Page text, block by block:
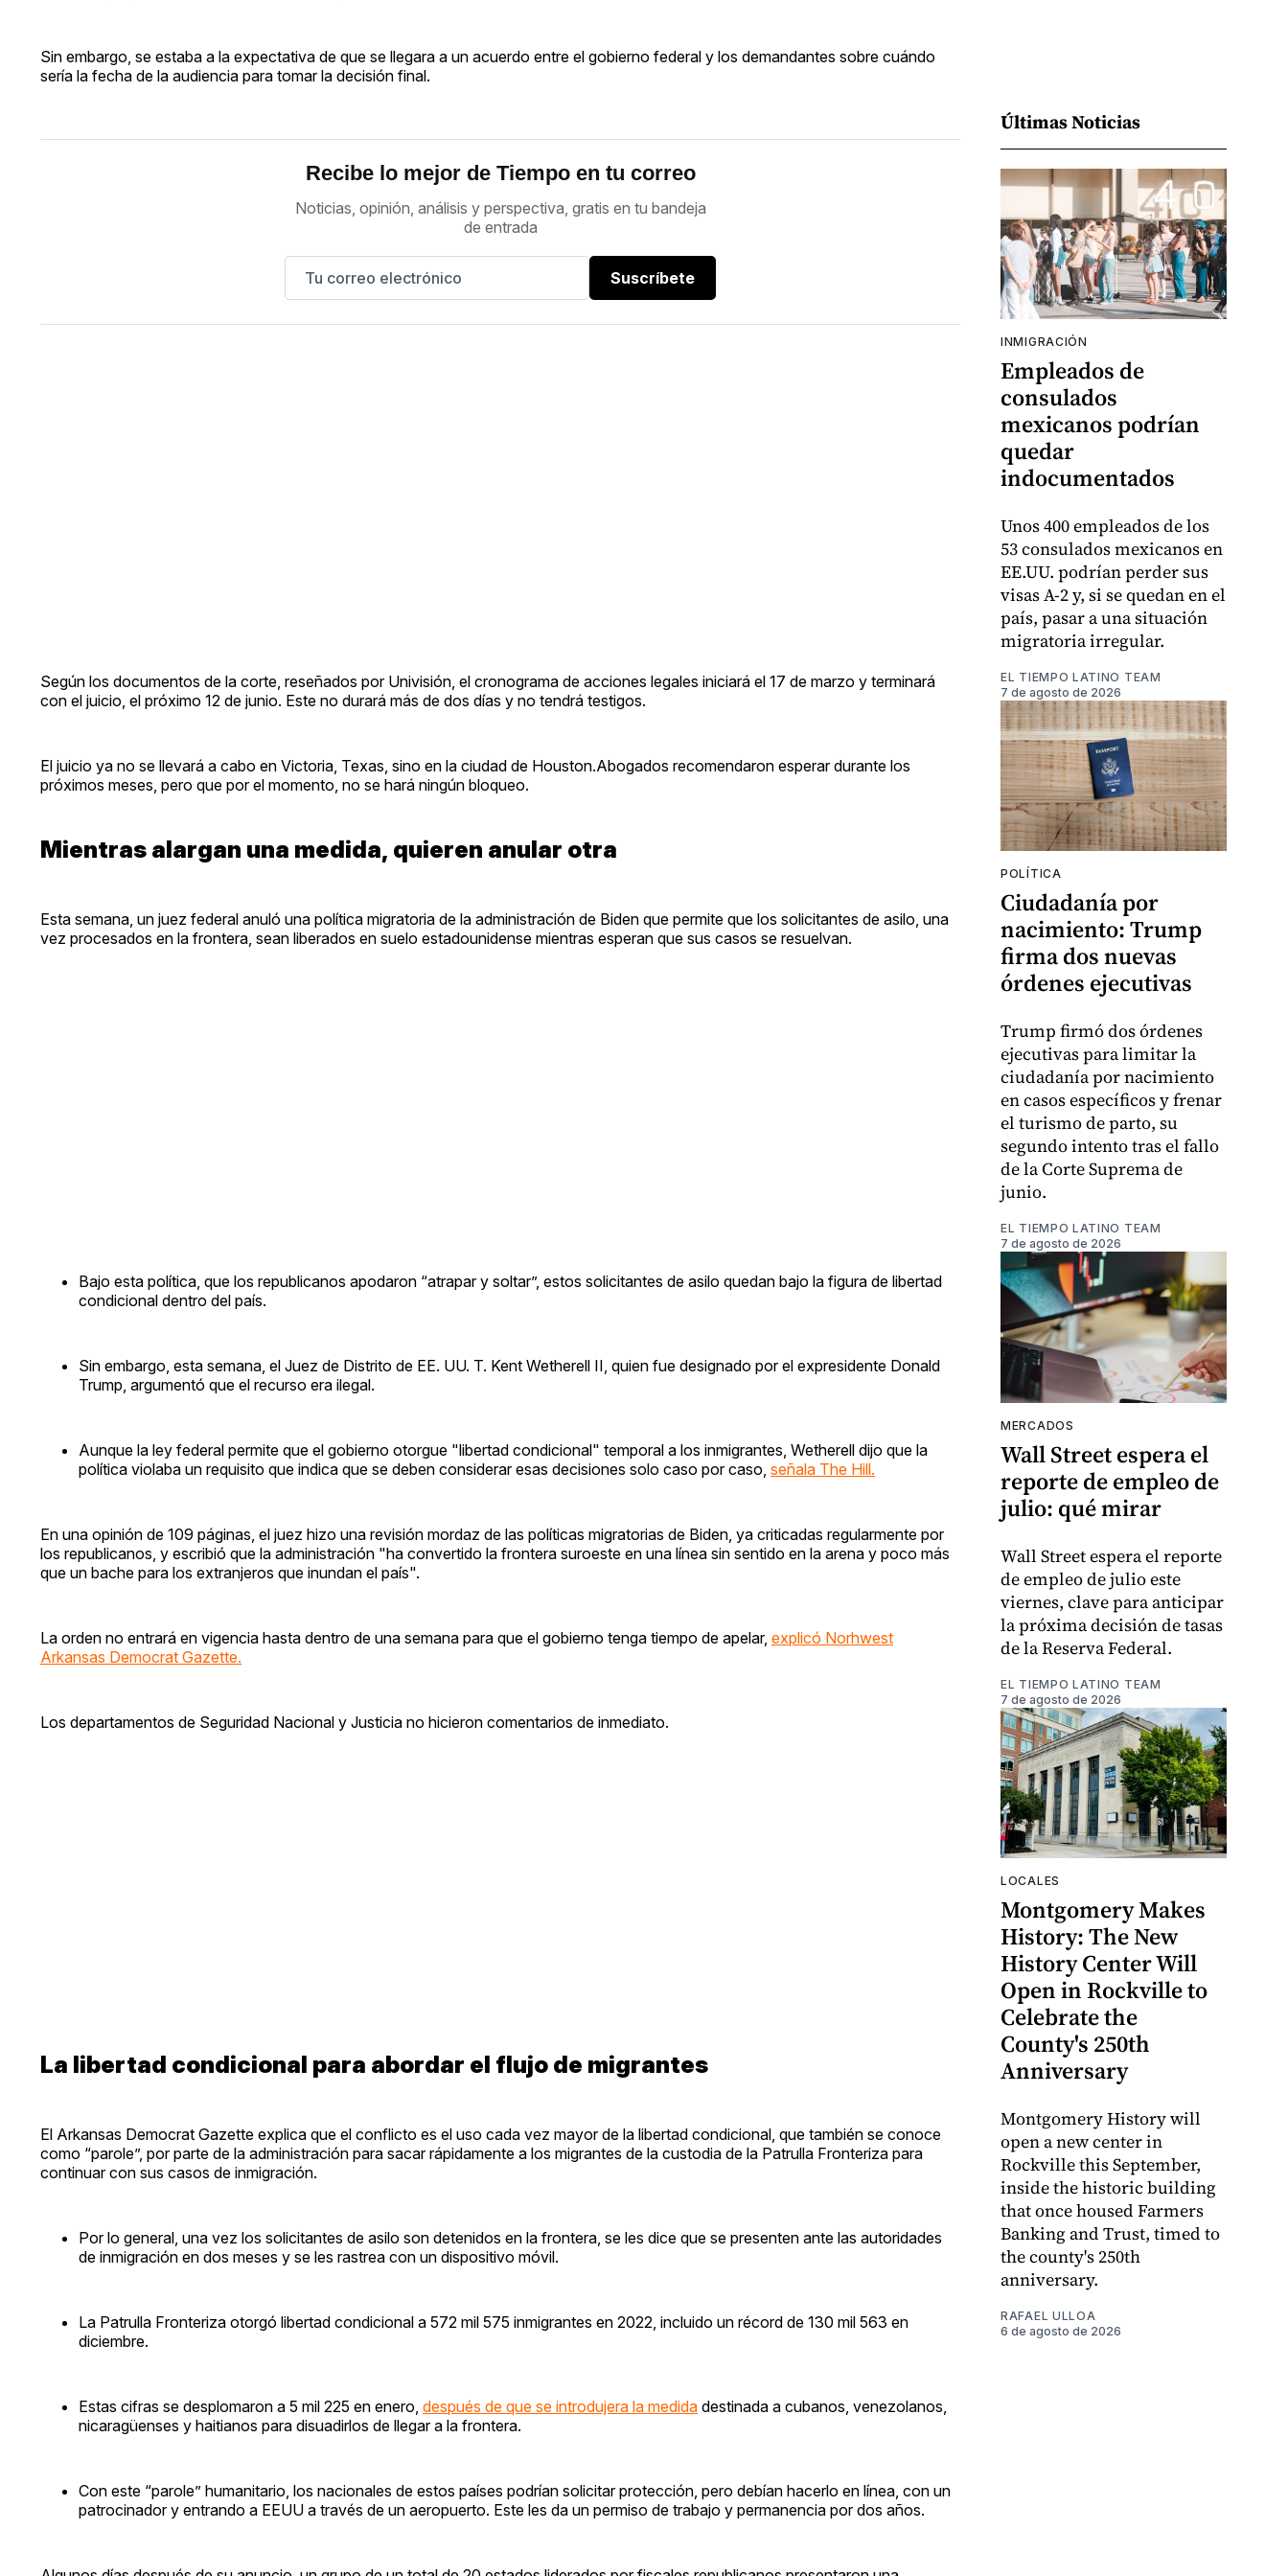
Sin embargo, se estaba a la expectativa de que se llegara a un acuerdo entre el gobierno federal y los demandantes sobre cuándo
sería la fecha de la audiencia para tomar la decisión final.
Recibe lo mejor de Tiempo en tu correo
Noticias, opinión, análisis y perspectiva, gratis en tu bandeja
de entrada
Suscríbete
Según los documentos de la corte, reseñados por Univisión, el cronograma de acciones legales iniciará el 17 de marzo y terminará
con el juicio, el próximo 12 de junio. Este no durará más de dos días y no tendrá testigos.
El juicio ya no se llevará a cabo en Victoria, Texas, sino en la ciudad de Houston.Abogados recomendaron esperar durante los
próximos meses, pero que por el momento, no se hará ningún bloqueo.
Mientras alargan una medida, quieren anular otra
Esta semana, un juez federal anuló una política migratoria de la administración de Biden que permite que los solicitantes de asilo, una
vez procesados en la frontera, sean liberados en suelo estadounidense mientras esperan que sus casos se resuelvan.
Bajo esta política, que los republicanos apodaron “atrapar y soltar”, estos solicitantes de asilo quedan bajo la figura de libertad
condicional dentro del país.
Sin embargo, esta semana, el Juez de Distrito de EE. UU. T. Kent Wetherell II, quien fue designado por el expresidente Donald
Trump, argumentó que el recurso era ilegal.
Aunque la ley federal permite que el gobierno otorgue "libertad condicional" temporal a los inmigrantes, Wetherell dijo que la
política violaba un requisito que indica que se deben considerar esas decisiones solo caso por caso, señala The Hill.
En una opinión de 109 páginas, el juez hizo una revisión mordaz de las políticas migratorias de Biden, ya criticadas regularmente por
los republicanos, y escribió que la administración "ha convertido la frontera suroeste en una línea sin sentido en la arena y poco más
que un bache para los extranjeros que inundan el país".
La orden no entrará en vigencia hasta dentro de una semana para que el gobierno tenga tiempo de apelar, explicó Norhwest
Arkansas Democrat Gazette.
Los departamentos de Seguridad Nacional y Justicia no hicieron comentarios de inmediato.
La libertad condicional para abordar el flujo de migrantes
El Arkansas Democrat Gazette explica que el conflicto es el uso cada vez mayor de la libertad condicional, que también se conoce
como “parole”, por parte de la administración para sacar rápidamente a los migrantes de la custodia de la Patrulla Fronteriza para
continuar con sus casos de inmigración.
Por lo general, una vez los solicitantes de asilo son detenidos en la frontera, se les dice que se presenten ante las autoridades
de inmigración en dos meses y se les rastrea con un dispositivo móvil.
La Patrulla Fronteriza otorgó libertad condicional a 572 mil 575 inmigrantes en 2022, incluido un récord de 130 mil 563 en
diciembre.
Estas cifras se desplomaron a 5 mil 225 en enero, después de que se introdujera la medida destinada a cubanos, venezolanos,
nicaragüenses y haitianos para disuadirlos de llegar a la frontera.
Con este “parole” humanitario, los nacionales de estos países podrían solicitar protección, pero debían hacerlo en línea, con un
patrocinador y entrando a EEUU a través de un aeropuerto. Este les da un permiso de trabajo y permanencia por dos años.
Últimas Noticias
INMIGRACIÓN
Empleados de
consulados
mexicanos podrían
quedar
indocumentados
Unos 400 empleados de los
53 consulados mexicanos en
EE.UU. podrían perder sus
visas A-2 y, si se quedan en el
país, pasar a una situación
migratoria irregular.
EL TIEMPO LATINO TEAM
7 de agosto de 2026
POLÍTICA
Ciudadanía por
nacimiento: Trump
firma dos nuevas
órdenes ejecutivas
Trump firmó dos órdenes
ejecutivas para limitar la
ciudadanía por nacimiento
en casos específicos y frenar
el turismo de parto, su
segundo intento tras el fallo
de la Corte Suprema de
junio.
EL TIEMPO LATINO TEAM
7 de agosto de 2026
MERCADOS
Wall Street espera el
reporte de empleo de
julio: qué mirar
Wall Street espera el reporte
de empleo de julio este
viernes, clave para anticipar
la próxima decisión de tasas
de la Reserva Federal.
EL TIEMPO LATINO TEAM
7 de agosto de 2026
LOCALES
Montgomery Makes
History: The New
History Center Will
Open in Rockville to
Celebrate the
County's 250th
Anniversary
Montgomery History will
open a new center in
Rockville this September,
inside the historic building
that once housed Farmers
Banking and Trust, timed to
the county's 250th
anniversary.
RAFAEL ULLOA
6 de agosto de 2026